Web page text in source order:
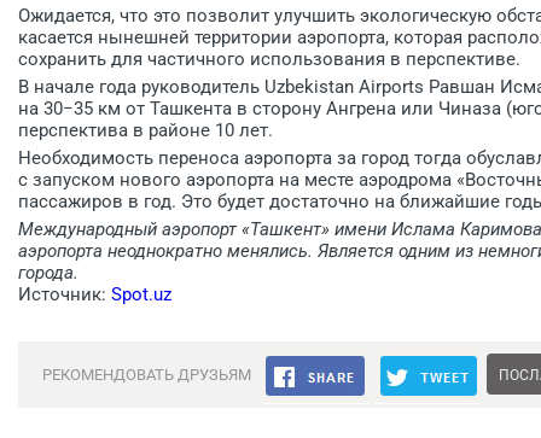
Ожидается, что это позволит улучшить экологическую
касается нынешней территории аэропорта, которая
сохранить для частичного использования в перспективе.
В начале года руководитель Uzbekistan Airports Равшан
на 30−35 км от Ташкента в сторону Ангрена или Чиназа
перспектива в районе 10 лет.
Необходимость переноса аэропорта за город тогда
с запуском нового аэропорта на месте аэродрома
пассажиров в год. Это будет достаточно на ближайшие
Международный аэропорт «Ташкент» имени Ислама
аэропорта неоднократно менялись. Является одним из
города.
Источник: Spot.uz
РЕКОМЕНДОВАТЬ ДРУЗЬЯМ